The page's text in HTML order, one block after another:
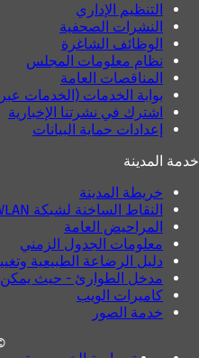
التنظيم الإداري
النشرات الصحفية
الوظائف الشاغرة
نظام معلومات المجلس
المناقصات العامة
بوابة الخدمات (الخدمات عبر
اشترك في نشرتنا الإخبارية
إعدادات حماية البيانات
خدمة المدينة
خريطة المدينة
النقاط الساخنة لشبكة WLAN اللاسلكية
المراحيض العامة
معلومات الجدول الزمني
دليل الرضاعة الطبيعية
مدخل الطوارئ - حيث يمكن
كاميرات الويب
خدمة الصور